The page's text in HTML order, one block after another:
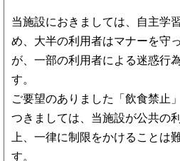
当施設におきましては、自主学
め、大半の利用者はマナーを守
が、一部の利用者による迷惑行
す。
ご要望のありました「飲食禁止
つきましては、当施設が公共の
上、一律に制限をかけることは
す。